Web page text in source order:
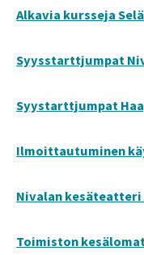
Alkavia kursseja
Syysstarttjumpat
Syystarttjumpat
Ilmoittautuminen
Nivalan kesäteatteri
Toimiston